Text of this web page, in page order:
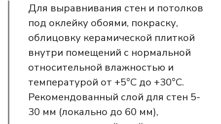
Для выравнивания стен и потолков
под оклейку обоями, покраску,
облицовку керамической плиткой
внутри помещений с нормальной
относительной влажностью и
температурой от +5°С до +30°С.
Рекомендованный слой для стен 5-
30 мм (локально до 60 мм),